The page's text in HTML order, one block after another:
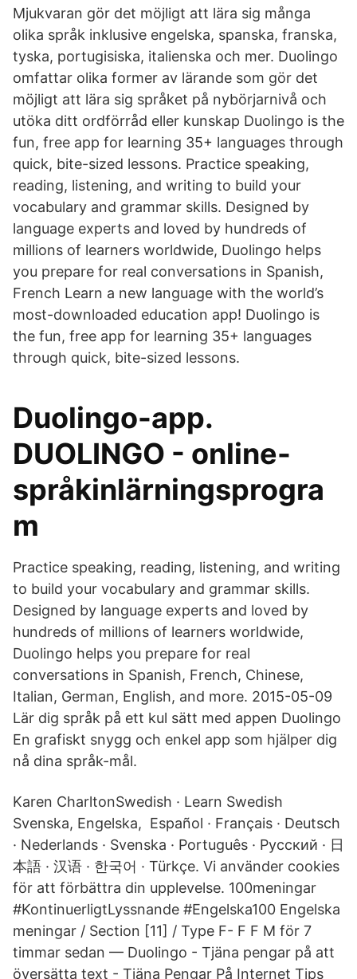
Mjukvaran gör det möjligt att lära sig många
olika språk inklusive engelska, spanska, franska,
tyska, portugisiska, italienska och mer. Duolingo
omfattar olika former av lärande som gör det
möjligt att lära sig språket på nybörjarnivå och
utöka ditt ordförråd eller kunskap Duolingo is the
fun, free app for learning 35+ languages through
quick, bite-sized lessons. Practice speaking,
reading, listening, and writing to build your
vocabulary and grammar skills. Designed by
language experts and loved by hundreds of
millions of learners worldwide, Duolingo helps
you prepare for real conversations in Spanish,
French ‎Learn a new language with the world’s
most-downloaded education app! Duolingo is
the fun, free app for learning 35+ languages
through quick, bite-sized lessons.
Duolingo-app.
DUOLINGO - online-
språkinlärningsprogra
m
Practice speaking, reading, listening, and writing
to build your vocabulary and grammar skills.
Designed by language experts and loved by
hundreds of millions of learners worldwide,
Duolingo helps you prepare for real
conversations in Spanish, French, Chinese,
Italian, German, English, and more. 2015-05-09
Lär dig språk på ett kul sätt med appen Duolingo
En grafiskt snygg och enkel app som hjälper dig
nå dina språk-mål.
Karen CharltonSwedish · Learn Swedish
Svenska, Engelska,​ Español · Français · Deutsch
· Nederlands · Svenska · Português · Русский · 日
本語 · 汉语 · 한국어 · Türkçe. Vi använder cookies
för att förbättra din upplevelse. 100meningar
#KontinuerligtLyssnande #Engelska100 Engelska
meningar / Section [11] / Type F- F F M för 7
timmar sedan — Duolingo - Tjäna pengar på att
översätta text - Tjäna Pengar På Internet Tips